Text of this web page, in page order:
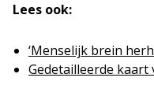
Lees ook:
‘Menselijk brein
Gedetailleerde